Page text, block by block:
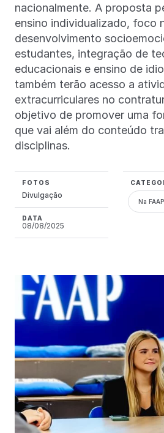
nacionalmente. A proposta
ensino individualizado, foco
desenvolvimento
estudantes, integração de
educacionais e ensino de
também terão acesso a
extracurriculares no
objetivo de promover uma
que vai além do conteúdo
disciplinas.
FOTOS
Divulgação
DATA
08/08/2025
Na FAAP